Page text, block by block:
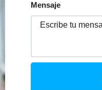
Mensaje